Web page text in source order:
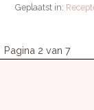
Geplaatst in:
Pagina 2 van 7